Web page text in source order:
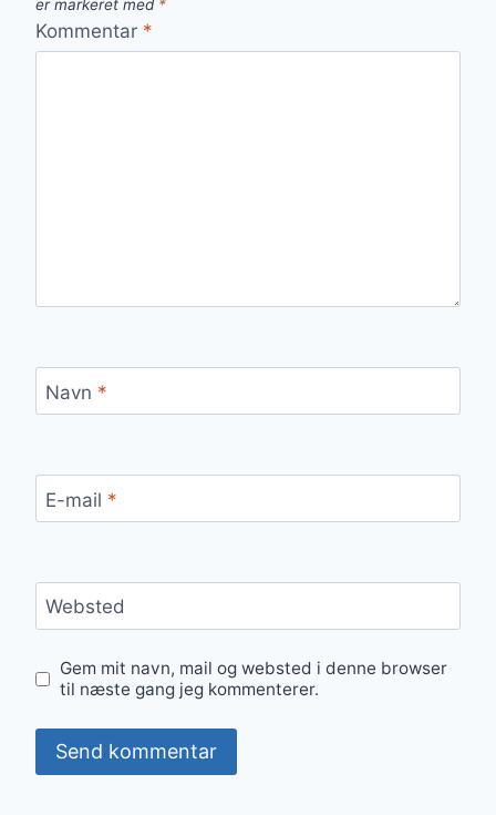
er markeret med *
Kommentar *
Navn *
E-mail *
Websted
Gem mit navn, mail og websted i denne browser
til næste gang jeg kommenterer.